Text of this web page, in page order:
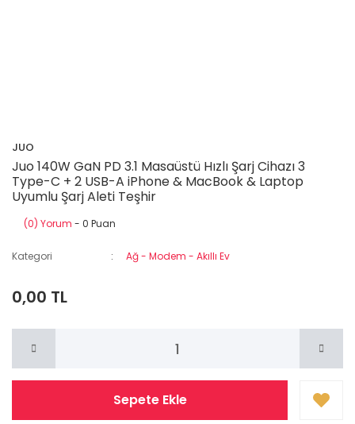
JUO
Juo 140W GaN PD 3.1 Masaüstü Hızlı Şarj Cihazı 3
Type-C + 2 USB-A iPhone & MacBook & Laptop
Uyumlu Şarj Aleti Teşhir
(0) Yorum - 0 Puan
Kategori Ağ - Modem - Akıllı Ev
0,00 TL
Sepete Ekle